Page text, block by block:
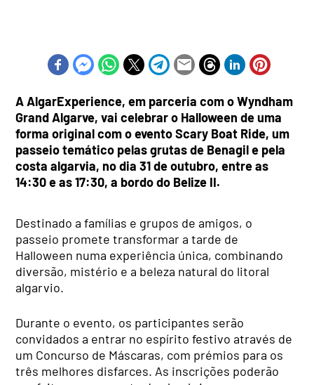
A AlgarExperience, em parceria com o Wyndham
Grand Algarve, vai celebrar o Halloween de uma
forma original com o evento Scary Boat Ride, um
passeio temático pelas grutas de Benagil e pela
costa algarvia, no dia 31 de outubro, entre as
14:30 e as 17:30, a bordo do Belize II.
Destinado a famílias e grupos de amigos, o
passeio promete transformar a tarde de
Halloween numa experiência única, combinando
diversão, mistério e a beleza natural do litoral
algarvio.
Durante o evento, os participantes serão
convidados a entrar no espírito festivo através de
um Concurso de Máscaras, com prémios para os
três melhores disfarces. As inscrições poderão